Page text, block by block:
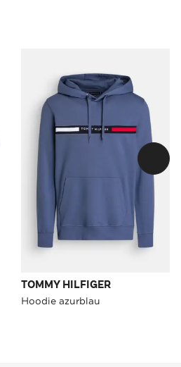
TOMMY HILFIGER
Hoodie azurblau